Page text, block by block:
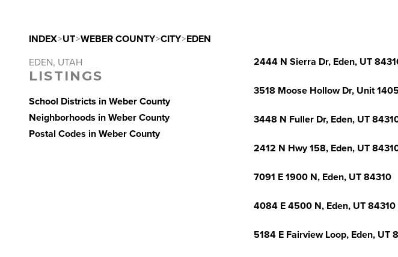
INDEX>UT>WEBER COUNTY>CITY>EDEN
EDEN, UTAH
LISTINGS
School Districts in Weber County
Neighborhoods in Weber County
Postal Codes in Weber County
2444 N Sierra Dr, Eden, UT
3518 Moose Hollow Dr, Unit
3448 N Fuller Dr, Eden, UT
2412 N Hwy 158, Eden, UT
7091 E 1900 N, Eden, UT 84310
4084 E 4500 N, Eden, UT 84310
5184 E Fairview Loop, Eden, UT